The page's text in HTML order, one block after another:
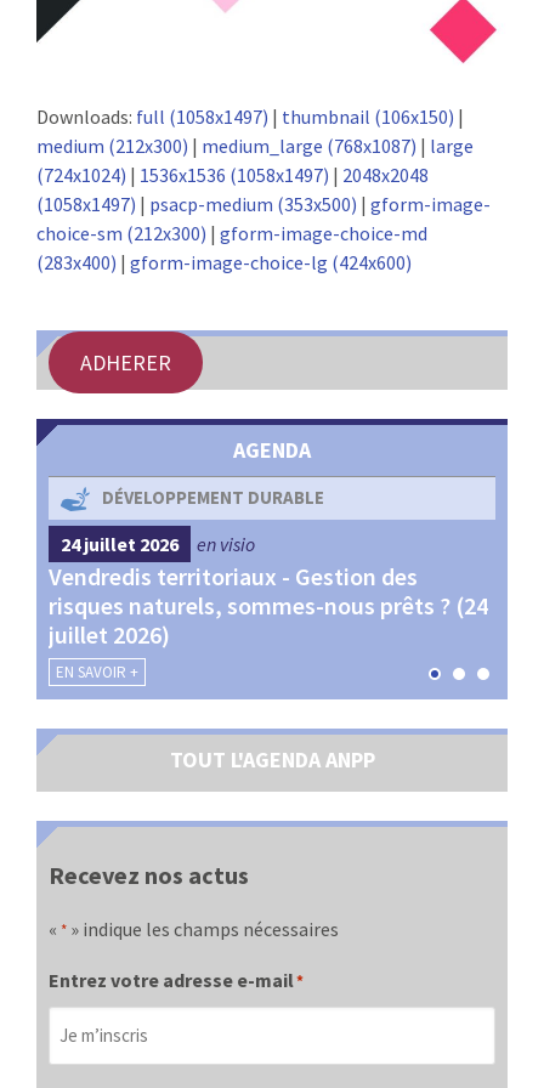
Downloads: full (1058x1497) | thumbnail (106x150) |
medium (212x300) | medium_large (768x1087) | large
(724x1024) | 1536x1536 (1058x1497) | 2048x2048
(1058x1497) | psacp-medium (353x500) | gform-image-
choice-sm (212x300) | gform-image-choice-md
(283x400) | gform-image-choice-lg (424x600)
ADHERER
AGENDA
DÉVELOPPEMENT DURABLE
24 juillet 2026 en visio
Vendredis territoriaux - Gestion des
risques naturels, sommes-nous prêts ? (24
juillet 2026)
EN SAVOIR +
TOUT L'AGENDA ANPP
Recevez nos actus
« * » indique les champs nécessaires
Entrez votre adresse e-mail*